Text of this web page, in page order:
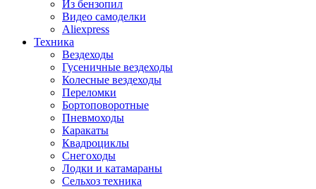
Из бензопил
Видео самоделки
Aliexpress
Техника
Вездеходы
Гусеничные вездеходы
Колесные вездеходы
Переломки
Бортоповоротные
Пневмоходы
Каракаты
Квадроциклы
Снегоходы
Лодки и катамараны
Сельхоз техника